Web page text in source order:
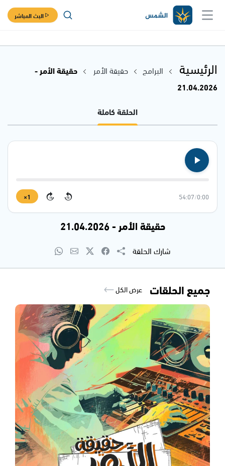
البث المباشر
الرئيسية البرامج حقيقة الأمر
حقيقة الأمر -
21.04.2026
الحلقة كاملة
0:00
/
54:07
15
15
1×
حقيقة الأمر - 21.04.2026
شارك الحلقة
جميع الحلقات عرض الكل